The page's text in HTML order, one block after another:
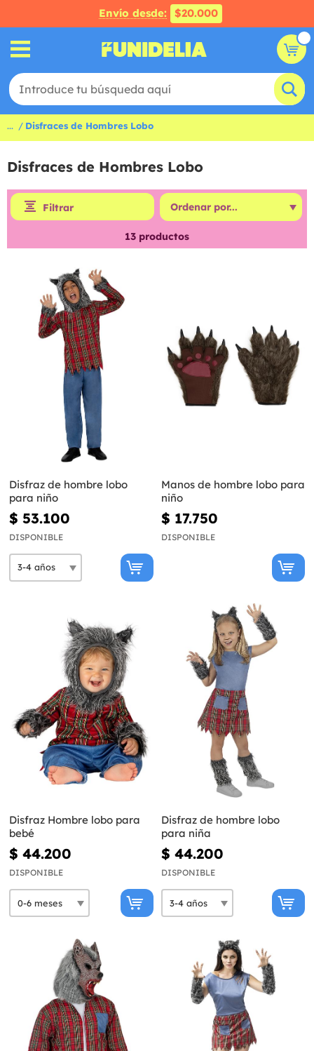
Envío desde: $20.000
... Disfraces de Hombres Lobo
Disfraces de Hombres Lobo
Filtrar
13 productos
Disfraz de hombre lobo
para niño
$ 53.100
DISPONIBLE
Manos de hombre lobo para
niño
$ 17.750
DISPONIBLE
Disfraz Hombre lobo para
bebé
$ 44.200
DISPONIBLE
Disfraz de hombre lobo
para niña
$ 44.200
DISPONIBLE